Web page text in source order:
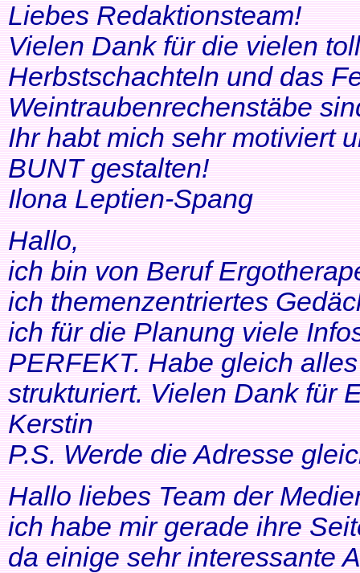
Liebes Redaktionsteam!
Vielen Dank für die vielen
Herbstschachteln und das
Weintraubenrechenstäbe
Ihr habt mich sehr motiviert
BUNT gestalten!
Ilona Leptien-Spang
Hallo,
ich bin von Beruf
ich themenzentriertes
ich für die Planung viele
PERFEKT. Habe gleich
strukturiert. Vielen Dank für
Kerstin
P.S. Werde die Adresse
Hallo liebes Team der
ich habe mir gerade ihre
da einige sehr interessante